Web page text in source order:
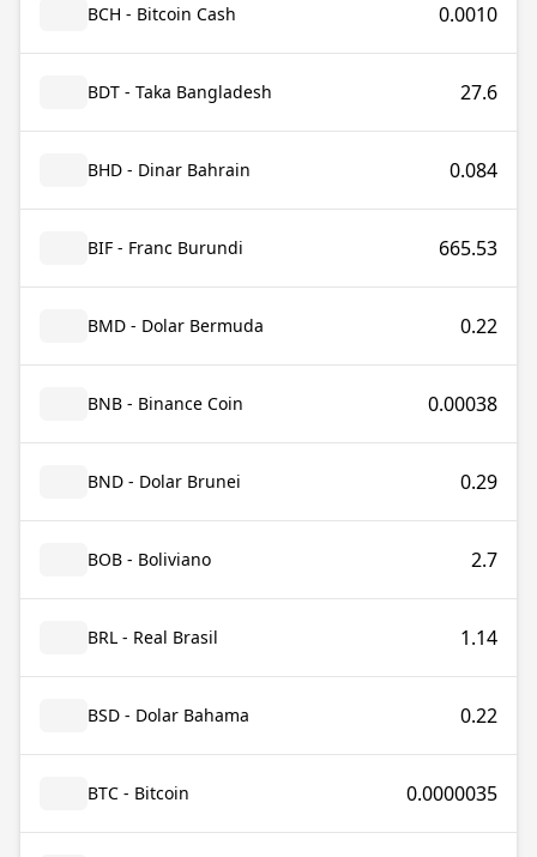
BCH - Bitcoin Cash 0.0010
BDT - Taka Bangladesh 27.6
BHD - Dinar Bahrain 0.084
BIF - Franc Burundi 665.53
BMD - Dolar Bermuda 0.22
BNB - Binance Coin 0.00038
BND - Dolar Brunei 0.29
BOB - Boliviano 2.7
BRL - Real Brasil 1.14
BSD - Dolar Bahama 0.22
BTC - Bitcoin 0.0000035